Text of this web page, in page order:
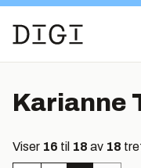
Karianne
Viser 16 til 18 av 18